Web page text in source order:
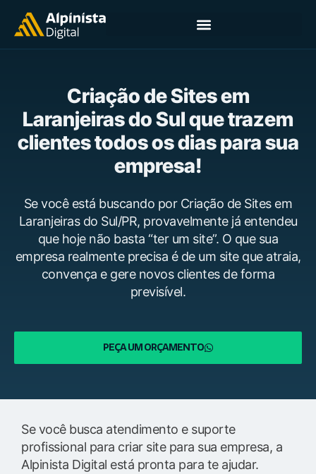
Criação de Sites em
Laranjeiras do Sul que trazem
clientes todos os dias para sua
empresa!
Se você está buscando por Criação de Sites em
Laranjeiras do Sul/PR, provavelmente já entendeu
que hoje não basta “ter um site”. O que sua
empresa realmente precisa é de um site que atraia,
convença e gere novos clientes de forma
previsível.
PEÇA UM ORÇAMENTO
Se você busca atendimento e suporte
profissional para criar site para sua empresa, a
Alpinista Digital está pronta para te ajudar.